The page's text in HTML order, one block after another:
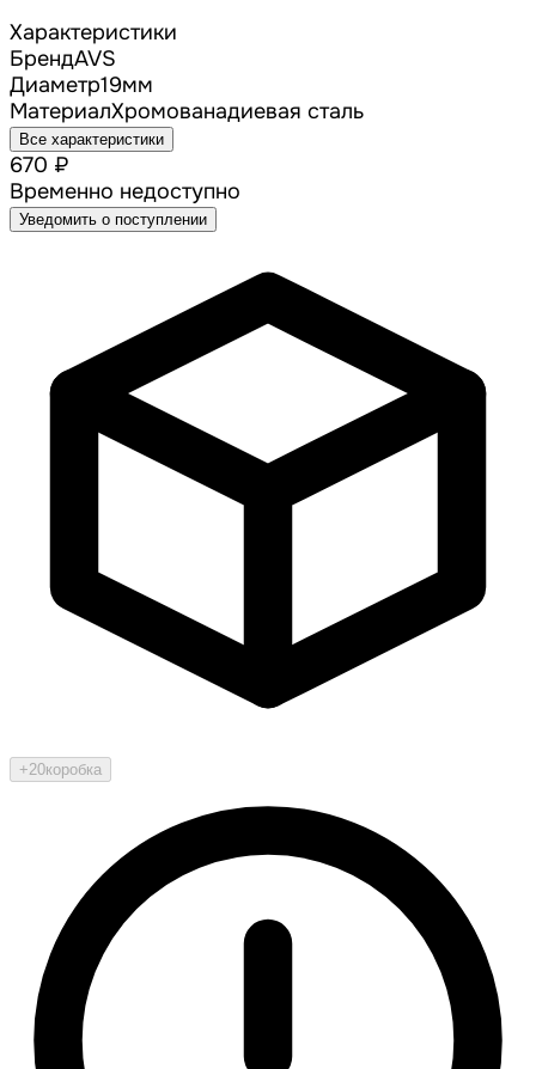
Характеристики
БрендAVS
Диаметр19мм
МатериалХромованадиевая сталь
Все характеристики
670 ₽
Временно недоступно
Уведомить о поступлении
+20коробка